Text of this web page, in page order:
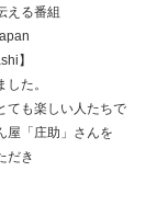
える番組
】
た。
ても楽しい人たちで
屋「庄助」さんを
だき